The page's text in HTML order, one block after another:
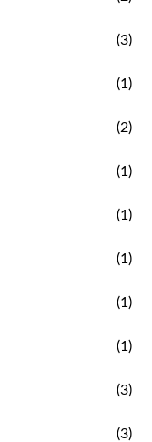
(3)
(1)
(2)
(1)
(1)
(1)
(1)
(1)
(3)
(3)